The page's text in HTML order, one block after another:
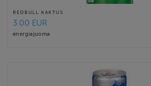
REDBULL KAKTUS
3.00 EUR
energiajuoma